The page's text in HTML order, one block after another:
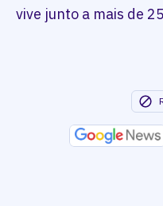
vive junto a mais de